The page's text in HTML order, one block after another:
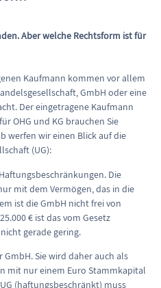
Aber welche Rechtsform ist für
Kaufmann kommen vor allem
GmbH oder eine
Der eingetragene Kaufmann
OHG und KG brauchen Sie
werfen wir einen Blick auf die
(UG):
Die
mit dem Vermögen, das in die
ist die GmbH nicht frei von
€ ist das vom Gesetz
gerade gering.
Sie wird daher auch als
mit nur einem Euro Stammkapital
(haftungsbeschränkt) muss